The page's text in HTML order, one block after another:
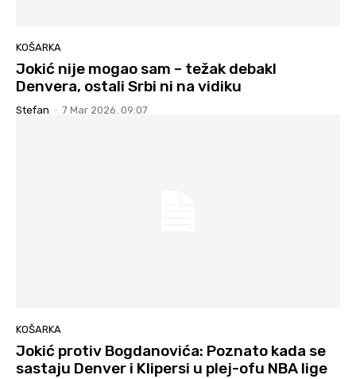
KOŠARKA
Jokić nije mogao sam – težak debakl
Denvera, ostali Srbi ni na vidiku
Stefan - 7 Mar 2026. 09:07
KOŠARKA
Jokić protiv Bogdanovića: Poznato kada se
sastaju Denver i Klipersi u plej-ofu NBA lige